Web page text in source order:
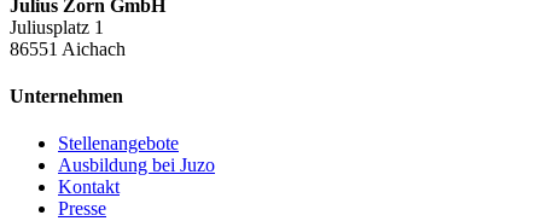
Julius Zorn GmbH
Juliusplatz 1
86551 Aichach
Unternehmen
Stellenangebote
Ausbildung bei Juzo
Kontakt
Presse